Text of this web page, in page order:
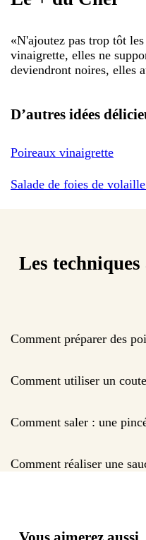
«N'ajoutez pas trop tôt
vinaigrette, elles ne
deviendront noires, elles
D’autres idées
Poireaux vinaigrette
Salade de foies de
Les techniques
Comment préparer des
Comment utiliser un
Comment saler : une
Comment réaliser une